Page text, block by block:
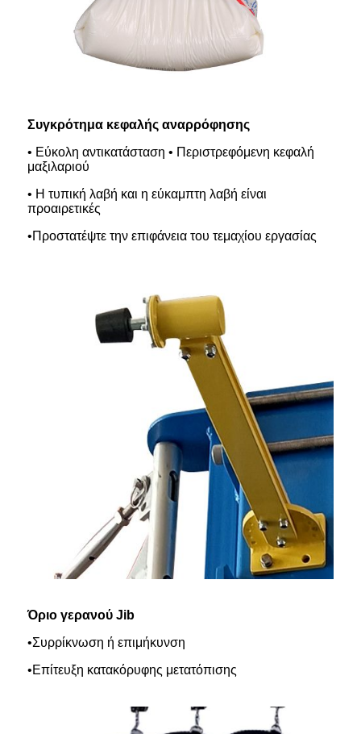
Συγκρότημα κεφαλής αναρρόφησης
• Εύκολη αντικατάσταση • Περιστρεφόμενη κεφαλή
μαξιλαριού
• Η τυπική λαβή και η εύκαμπτη λαβή είναι
προαιρετικές
•Προστατέψτε την επιφάνεια του τεμαχίου εργασίας
Όριο γερανού Jib
•Συρρίκνωση ή επιμήκυνση
•Επίτευξη κατακόρυφης μετατόπισης